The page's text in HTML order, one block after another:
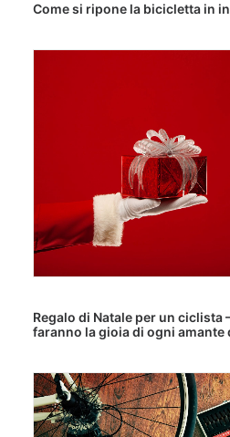
Come si ripone la bicicletta in
Regalo di Natale per un ciclista
faranno la gioia di ogni amante